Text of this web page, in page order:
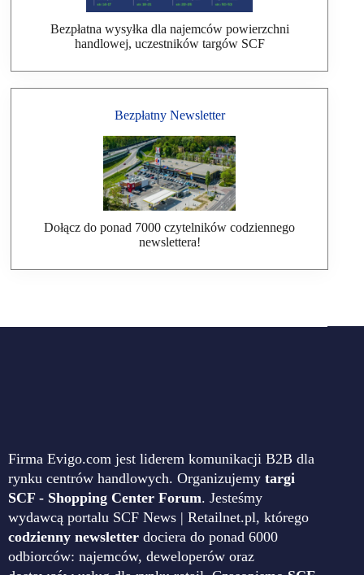
Bezpłatna wysyłka dla najemców powierzchni
handlowej, uczestników targów SCF
Bezpłatny Newsletter
Dołącz do ponad 7000 czytelników codziennego
newslettera!
Firma Evigo.com jest liderem komunikacji B2B dla
rynku centrów handlowych. Organizujemy targi
SCF - Shopping Center Forum. Jesteśmy
wydawcą portalu SCF News | Retailnet.pl, którego
codzienny newsletter dociera do ponad 6000
odbiorców: najemców, deweloperów oraz